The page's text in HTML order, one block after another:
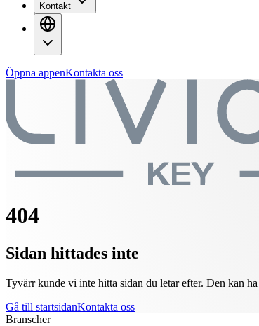
Kontakt
Öppna appenKontakta oss
404
Sidan hittades inte
Tyvärr kunde vi inte hitta sidan du letar efter. Den kan
Gå till startsidanKontakta oss
Branscher